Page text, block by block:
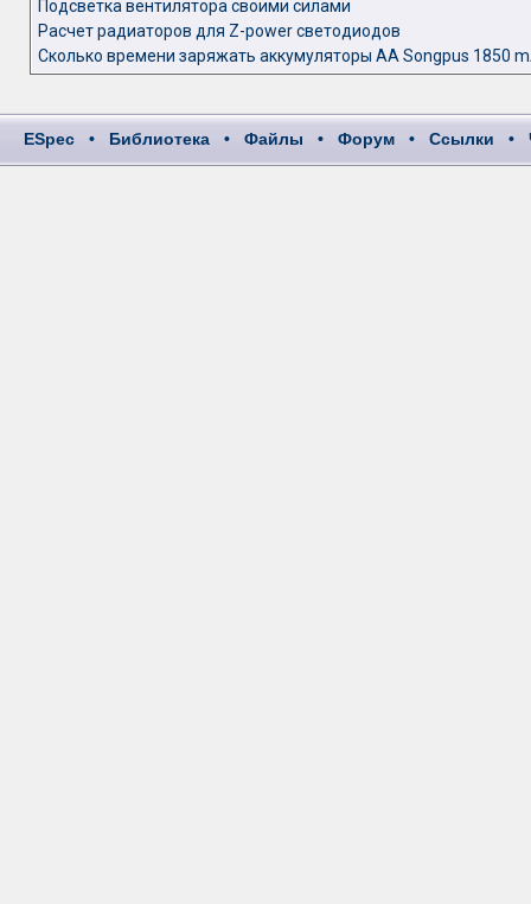
Подсветка вентилятора своими силами
Расчет радиаторов для Z-power светодиодов
Сколько времени заряжать аккумуляторы АА Songpus 1850
ESpec • Библиотека • Файлы • Форум • Ссылки •